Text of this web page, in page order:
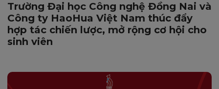
Trường Đại học Công nghệ Đồng Nai và
Công ty HaoHua Việt Nam thúc đẩy
hợp tác chiến lược, mở rộng cơ hội cho
sinh viên